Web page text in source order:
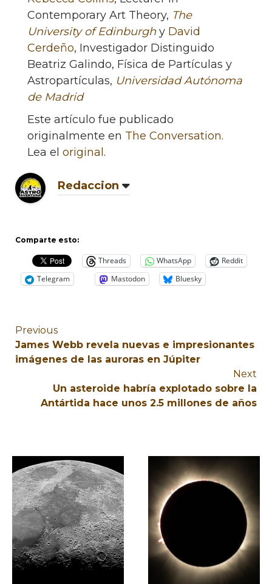
Contemporary Art Theory, The
University of Edinburgh y David
Cerdeño, Investigador Distinguido
Beatriz Galindo, Física de Partículas y
Astropartículas, Universidad Autónoma
de Madrid
Este artículo fue publicado
originalmente en The Conversation.
Lea el original .
Redaccion
Comparte esto:
Threads WhatsApp
Reddit
Telegram
Mastodon Bluesky
Previous
James Webb revela nuevas e impresionantes
imágenes de las auroras en Júpiter
Next
Un asteroide habría explotado sobre la
Antártida hace unos 2.5 millones de años